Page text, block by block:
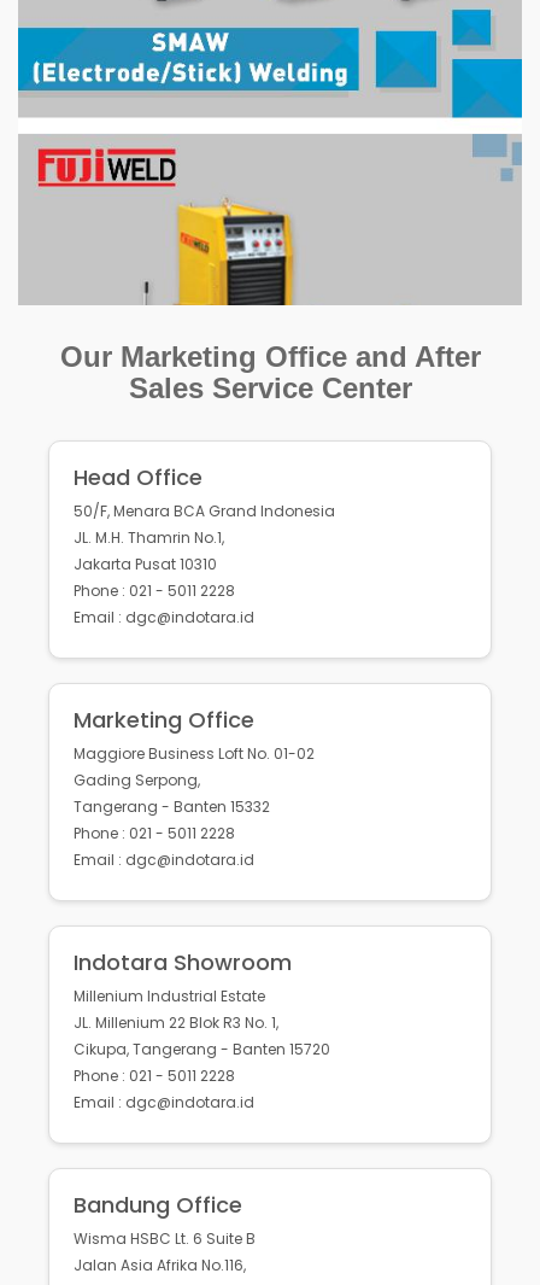
Our Marketing Office and After
Sales Service Center
Head Office
50/F, Menara BCA Grand Indonesia
JL. M.H. Thamrin No.1,
Jakarta Pusat 10310
Phone : 021 - 5011 2228
Email : dgc@indotara.id
Marketing Office
Maggiore Business Loft No. 01-02
Gading Serpong,
Tangerang - Banten 15332
Phone : 021 - 5011 2228
Email : dgc@indotara.id
Indotara Showroom
Millenium Industrial Estate
JL. Millenium 22 Blok R3 No. 1,
Cikupa, Tangerang - Banten 15720
Phone : 021 - 5011 2228
Email : dgc@indotara.id
Bandung Office
Wisma HSBC Lt. 6 Suite B
Jalan Asia Afrika No.116,